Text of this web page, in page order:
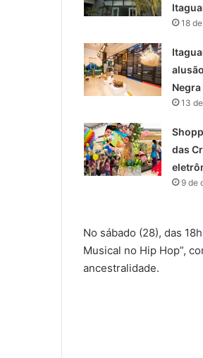
18
Negra
13
das
9 de
No sábado (28), das
Musical no Hip Hop”,
ancestralidade.